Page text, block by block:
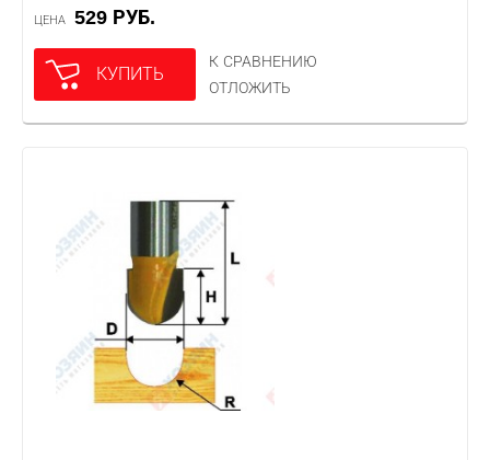
ЦЕНА 529 РУБ.
КУПИТЬ
К СРАВНЕНИЮ
ОТЛОЖИТЬ